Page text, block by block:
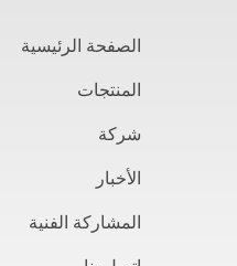
الصفحة الرئيسية
المنتجات
شركة
الأخبار
المشاركة الفنية